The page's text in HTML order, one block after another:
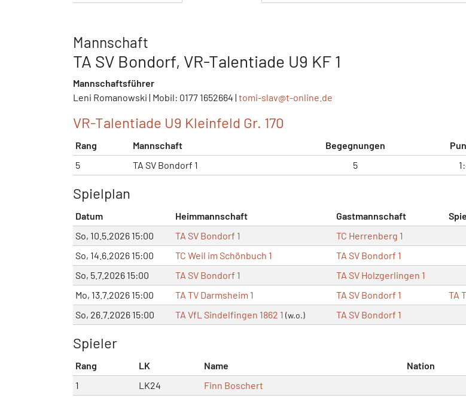
Mannschaft
TA SV Bondorf, VR-Talentiade U9 KF 1
Mannschaftsführer
Leni Romanowski | Mobil: 0177 1652664 | tomi-slav@t-online.de
VR-Talentiade U9 Kleinfeld Gr. 170
Rang Mannschaft Begegnungen
5
TA SV Bondorf 1 5
Spielplan
Datum Heimmannschaft Gastmannschaft
So, 10.5.2026 15:00
TA SV Bondorf 1 TC Herrenberg 1
So, 14.6.2026 15:00
TC Weil im Schönbuch 1 TA SV Bondorf 1
So, 5.7.2026 15:00
TA SV Bondorf 1 TA SV Holzgerlingen 1
Mo, 13.7.2026 15:00
TA TV Darmsheim 1 TA SV Bondorf 1 TA
So, 26.7.2026 15:00
TA VfL Sindelfingen 1862 1 (w.o.) TA SV Bondorf 1
Spieler
Rang LK Name Nation
1
LK24 Finn Boschert